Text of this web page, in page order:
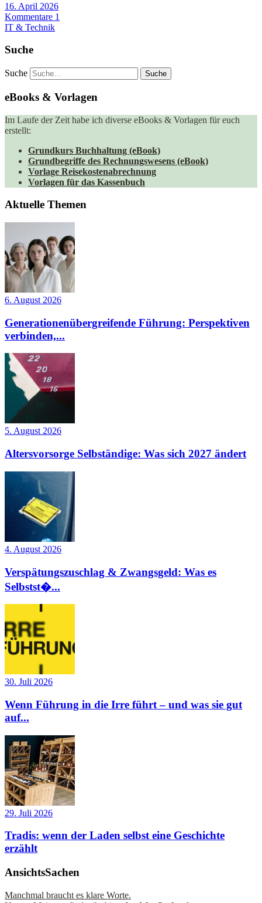
16. April 2026
Kommentare 1
IT & Technik
Suche
Suche
eBooks & Vorlagen
Im Laufe der Zeit habe ich diverse eBooks & Vorlagen für euch
erstellt:
Grundkurs Buchhaltung (eBook)
Grundbegriffe des Rechnungswesens (eBook)
Vorlage Reisekostenabrechnung
Vorlagen für das Kassenbuch
Aktuelle Themen
6. August 2026
Generationenübergreifende Führung: Perspektiven
verbinden,...
5. August 2026
Altersvorsorge Selbständige: Was sich 2027 ändert
4. August 2026
Verspätungszuschlag & Zwangsgeld: Was es
Selbstst�...
30. Juli 2026
Wenn Führung in die Irre führt – und was sie gut
auf...
29. Juli 2026
Tradis: wenn der Laden selbst eine Geschichte
erzählt
AnsichtsSachen
Manchmal braucht es klare Worte.